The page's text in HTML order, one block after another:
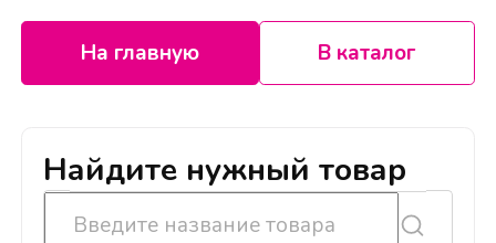
На главную В каталог
Найдите нужный товар